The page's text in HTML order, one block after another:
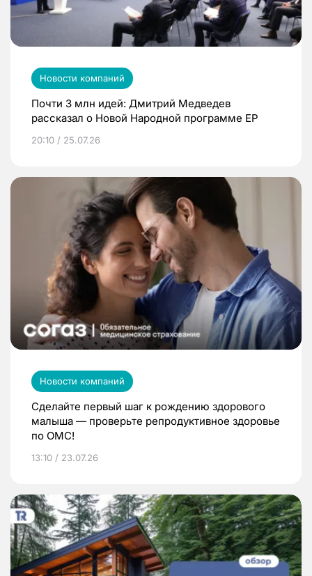
Новости компаний
Почти 3 млн идей: Дмитрий Медведев
рассказал о Новой Народной программе ЕР
20:10 / 25.07.26
Новости компаний
Сделайте первый шаг к рождению здорового
малыша — проверьте репродуктивное здоровье
по ОМС!
13:10 / 23.07.26